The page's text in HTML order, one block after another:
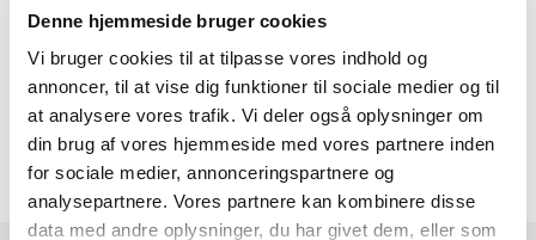
Denne hjemmeside bruger cookies
Vi bruger cookies til at tilpasse vores indhold og
annoncer, til at vise dig funktioner til sociale medier og til
at analysere vores trafik. Vi deler også oplysninger om
din brug af vores hjemmeside med vores partnere inden
for sociale medier, annonceringspartnere og
analysepartnere. Vores partnere kan kombinere disse
data med andre oplysninger, du har givet dem, eller som
SAE30 motorolie
59,-